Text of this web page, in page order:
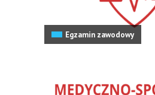
Egzamin zawodowy